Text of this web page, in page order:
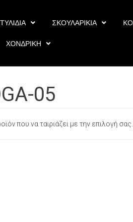
ΣΚΟΥΛΑΡΙΚΙΑ
ΧΟΝΔΡΙΚΗ
05
που να ταιριάζει με την επιλογή σας.